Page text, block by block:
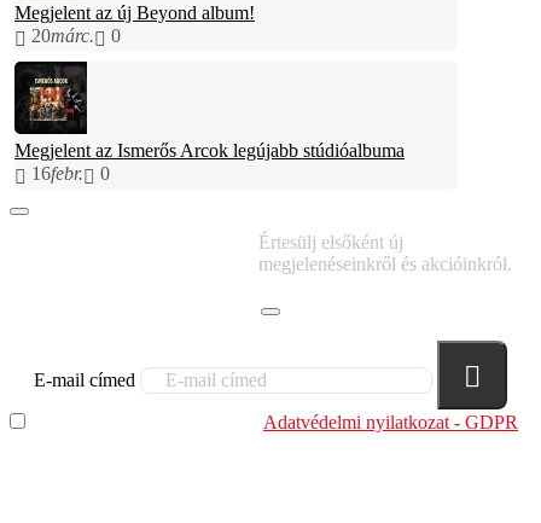
Megjelent az új Beyond album!
20márc. 0
Megjelent az Ismerős Arcok legújabb stúdióalbuma
16febr. 0
Értesülj elsőként új
megjelenéseinkről és akcióinkról.
E-mail címed
Adatvédelmi nyilatkozat - GDPR